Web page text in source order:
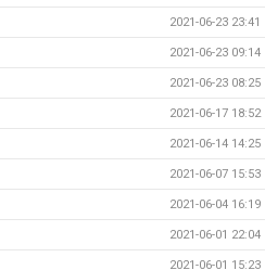
2021-06-23 23:41
2021-06-23 09:14
2021-06-23 08:25
2021-06-17 18:52
2021-06-14 14:25
2021-06-07 15:53
2021-06-04 16:19
2021-06-01 22:04
2021-06-01 15:23